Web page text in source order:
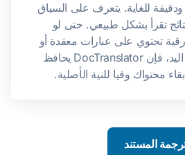
للغاية. يتعرف على السياق
نتائج تقرأ بشكل طبيعي. حتى لو
تحتوي على عبارات معقدة أو
ملاحظات مكتوبة بخط اليد، فإن DocTranslator يحافظ
محتواك وفيا للنية الأصلية.
المستند